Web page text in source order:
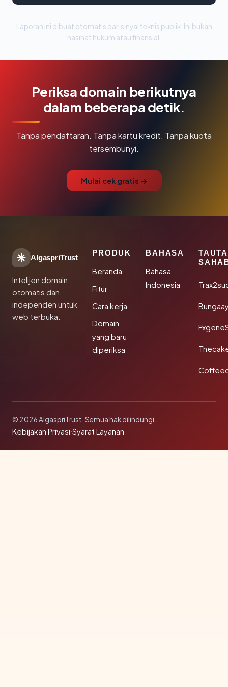
Laporan ini dibuat otomatis dari sinyal teknis publik. Ini bukan
nasihat hukum atau finansial.
Periksa domain berikutnya
dalam beberapa detik.
Tanpa pendaftaran. Tanpa kartu kredit. Tanpa kuota
tersembunyi.
Mulai cek gratis →
AlgaspriTrust
Intelijen domain
otomatis dan
independen untuk
web terbuka.
PRODUK
Beranda
Fitur
Cara kerja
Domain
yang baru
diperiksa
BAHASA
Bahasa
Indonesia
© 2026 AlgaspriTrust. Semua hak dilindungi.
Kebijakan Privasi·Syarat Layanan